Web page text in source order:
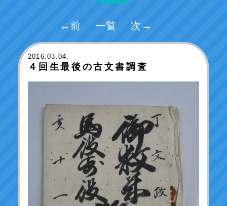
←前 一覧 次→
2016.03.04.
４回生最後の古文書調査